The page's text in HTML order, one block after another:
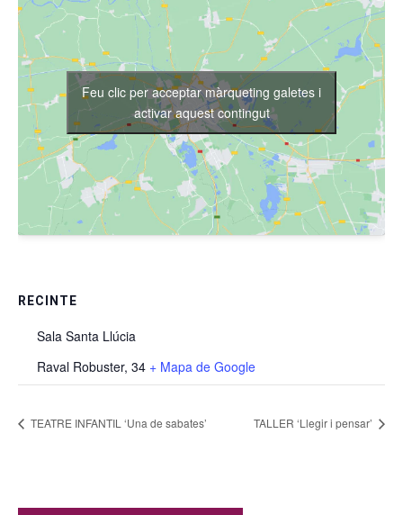
RECINTE
Sala Santa Llúcia
Raval Robuster, 34 + Mapa de Google
Feu clic per acceptar màrqueting galetes i
activar aquest contingut
TEATRE INFANTIL ‘Una de sabates’ TALLER ‘Llegir i pensar’